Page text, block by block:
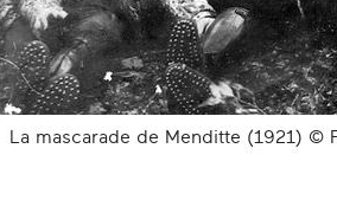
La mascarade de Menditte (1921) ©